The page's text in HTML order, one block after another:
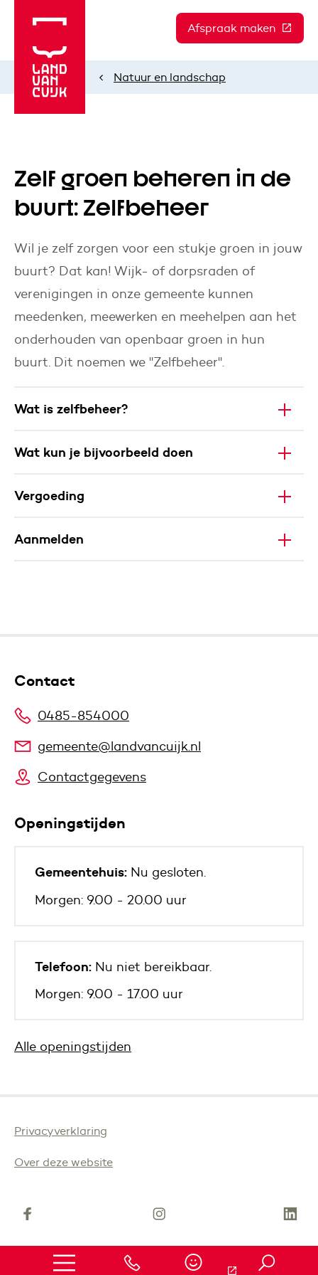
Afspraak maken (Deze
HomeNatuur en landschap
Zelf groen beheren in de
buurt: Zelfbeheer
Wil je zelf zorgen voor een stukje groen in jouw
buurt? Dat kan! Wijk- of dorpsraden of
verenigingen in onze gemeente kunnen
meedenken, meewerken en meehelpen aan het
onderhouden van openbaar groen in hun
buurt. Dit noemen we "Zelfbeheer".
Wat is zelfbeheer?
Wat kun je bijvoorbeeld doen
Vergoeding
Aanmelden
Contact
0485-854000
gemeente@landvancuijk.nl
Contactgegevens
Openingstijden
Gemeentehuis: Nu gesloten.
Morgen: 9.00 - 20.00 uur
Telefoon: Nu niet bereikbaar.
Morgen: 9.00 - 17.00 uur
Alle openingstijden
Privacyverklaring
Over deze website
(Deze link gaat naar een andere website)